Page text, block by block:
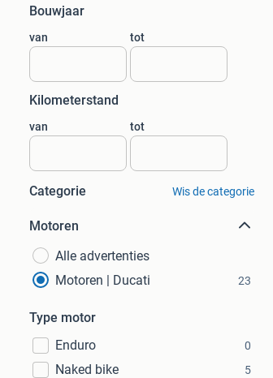
Bouwjaar
van tot
Kilometerstand
van tot
Categorie Wis de categorie
Motoren
Alle advertenties
Motoren | Ducati
23
Type motor
Enduro
0
Naked bike 5